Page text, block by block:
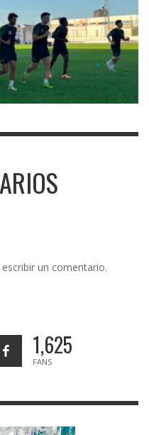
un comentario.
1,625
FANS